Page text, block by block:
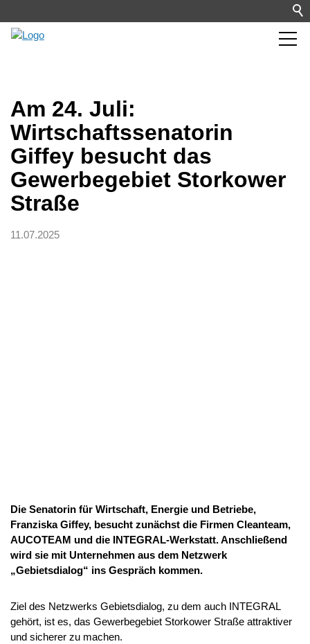
Am 24. Juli:
Wirtschaftssenatorin
Giffey besucht das
Gewerbegebiet Storkower
Straße
11.07.2025
Die Senatorin für Wirtschaft, Energie und Betriebe,
Franziska Giffey, besucht zunächst die Firmen Cleanteam,
AUCOTEAM und die INTEGRAL-Werkstatt. Anschließend
wird sie mit Unternehmen aus dem Netzwerk
„Gebietsdialog“ ins Gespräch kommen.
Ziel des Netzwerks Gebietsdialog, zu dem auch INTEGRAL
gehört, ist es, das Gewerbegebiet Storkower Straße attraktiver
und sicherer zu machen.